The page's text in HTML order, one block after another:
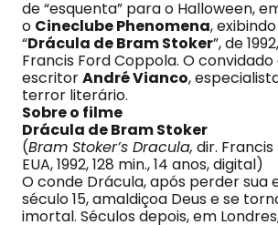
de “esquenta” para o Halloween,
o Cineclube Phenomena,
“Drácula de Bram Stoker”, de
Francis Ford Coppola. O
escritorAndré Vianco,
terror literário.
Sobre o filme
Drácula de Bram Stoker
(Bram Stoker’s Dracula, dir.
EUA, 1992, 128 min., 14 anos, digital)
O conde Drácula, após perder sua
século 15, amaldiçoa Deus e se
imortal. Séculos depois, em